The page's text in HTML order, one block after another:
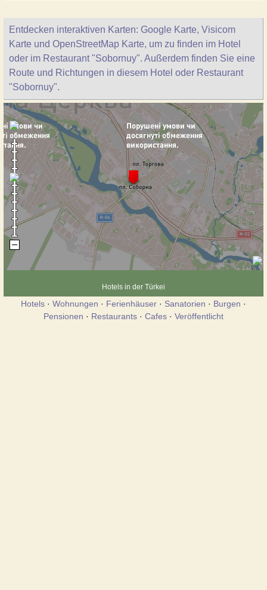
Entdecken interaktiven Karten: Google Karte, Visicom
Karte und OpenStreetMap Karte, um zu finden im Hotel
oder im Restaurant "Sobornuy". Außerdem finden Sie eine
Route und Richtungen in diesem Hotel oder Restaurant
"Sobornuy".
Hotels in der Türkei
Hotels · Wohnungen · Ferienhäuser · Sanatorien · Burgen ·
Pensionen · Restaurants · Cafes · Veröffentlicht